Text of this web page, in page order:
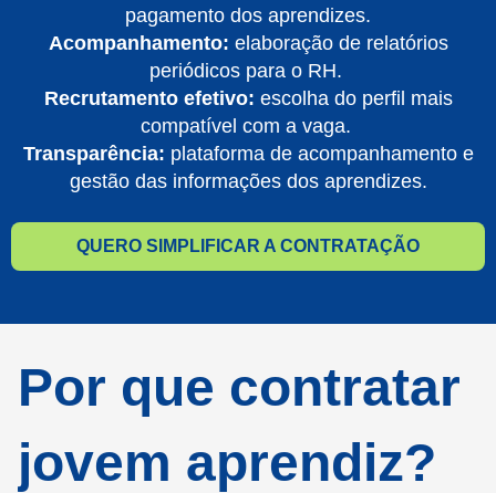
pagamento dos aprendizes.
Acompanhamento: elaboração de relatórios
periódicos para o RH.
Recrutamento efetivo: escolha do perfil mais
compatível com a vaga.
Transparência: plataforma de acompanhamento e
gestão das informações dos aprendizes.
QUERO SIMPLIFICAR A CONTRATAÇÃO
Por que contratar
jovem aprendiz?